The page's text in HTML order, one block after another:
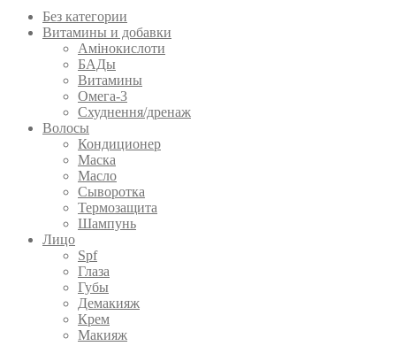
Без категории
Витамины и добавки
Амінокислоти
БАДы
Витамины
Омега-3
Схуднення/дренаж
Волосы
Кондиционер
Маска
Масло
Сыворотка
Термозащита
Шампунь
Лицо
Spf
Глаза
Губы
Демакияж
Крем
Макияж